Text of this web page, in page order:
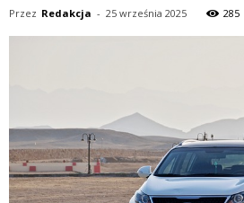
Przez Redakcja - 25 września 2025 285